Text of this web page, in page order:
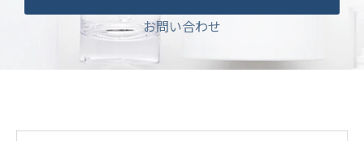
English
お問い合わせ